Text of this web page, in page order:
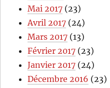
Mai 2017 (23)
Avril 2017 (24)
Mars 2017 (13)
Février 2017 (23)
Janvier 2017 (24)
Décembre 2016 (23)